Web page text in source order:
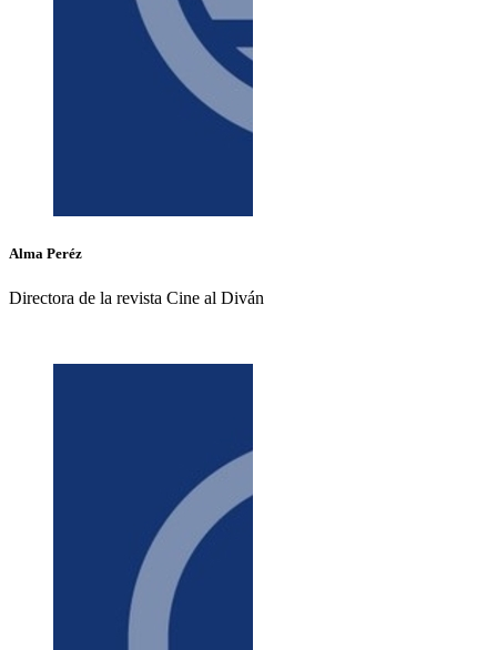
Alma Peréz
Directora de la revista Cine al Diván